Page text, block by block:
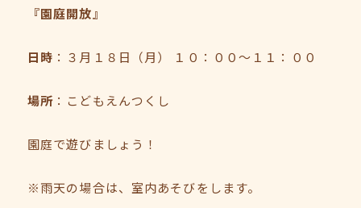
『園庭開放』
日時 ：３月１８日（月） １０：００～１１：００
場所 ：こどもえんつくし
園庭で遊びましょう！
※雨天の場合は、室内あそびをします。